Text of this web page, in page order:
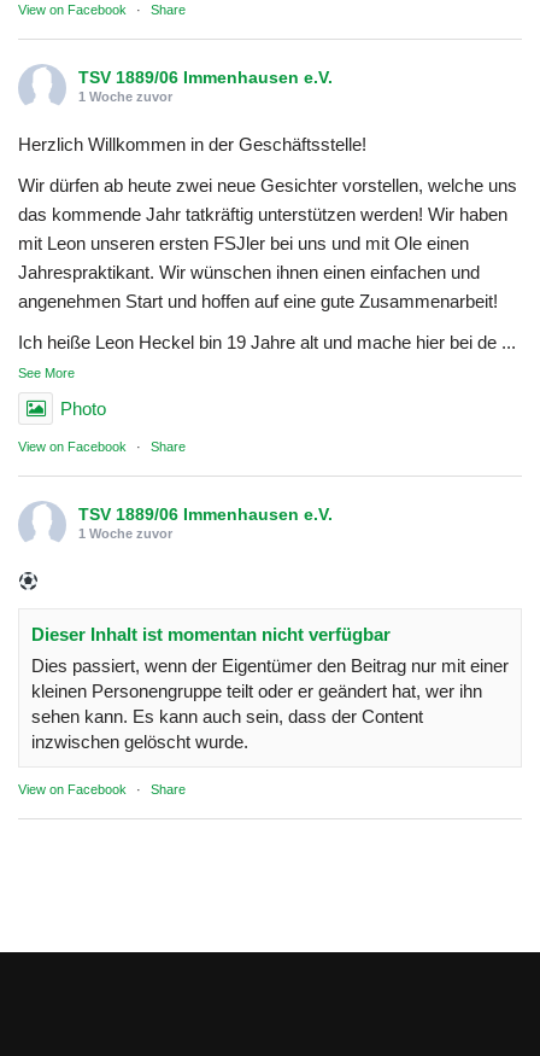
View on Facebook · Share
TSV 1889/06 Immenhausen e.V.
1 Woche zuvor
Herzlich Willkommen in der Geschäftsstelle!
Wir dürfen ab heute zwei neue Gesichter vorstellen, welche uns
das kommende Jahr tatkräftig unterstützen werden! Wir haben
mit Leon unseren ersten FSJler bei uns und mit Ole einen
Jahrespraktikant. Wir wünschen ihnen einen einfachen und
angenehmen Start und hoffen auf eine gute Zusammenarbeit!
Ich heiße Leon Heckel bin 19 Jahre alt und mache hier bei de ...
See More
Photo
View on Facebook · Share
TSV 1889/06 Immenhausen e.V.
1 Woche zuvor
Dieser Inhalt ist momentan nicht verfügbar
Dies passiert, wenn der Eigentümer den Beitrag nur mit einer
kleinen Personengruppe teilt oder er geändert hat, wer ihn
sehen kann. Es kann auch sein, dass der Content
inzwischen gelöscht wurde.
View on Facebook · Share